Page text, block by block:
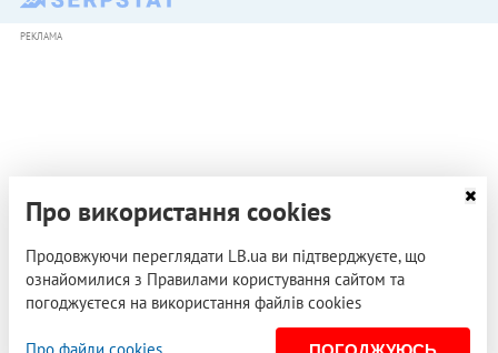
РЕКЛАМА
Про використання cookies
Продовжуючи переглядати LB.ua ви підтверджуєте, що
ознайомилися з Правилами користування сайтом та
погоджуєтеся на використання файлів cookies